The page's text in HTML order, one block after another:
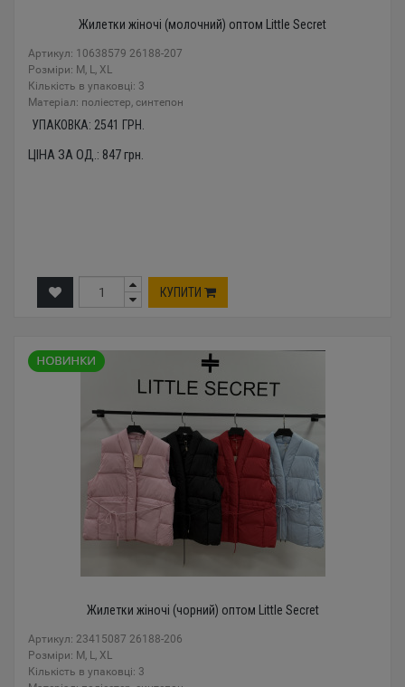
Жилетки жіночі (молочний) оптом Little Secret
Артикул: 10638579 26188-207
Розміри: M, L, XL
Кількість в упаковці: 3
Mатеріал: поліестер, синтепон
УПАКОВКА: 2541 ГРН.
ЦІНА ЗА ОД.: 847грн.
КУПИТИ
Жилетки жіночі (чорний) оптом Little Secret
Артикул: 23415087 26188-206
Розміри: M, L, XL
Кількість в упаковці: 3